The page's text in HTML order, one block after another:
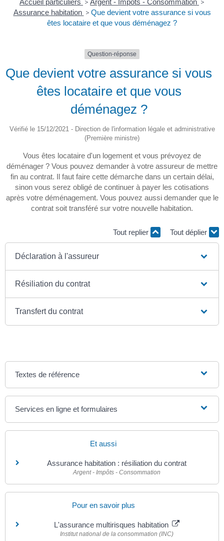
Accueil particuliers > Argent - Impôts - Consommation >
Assurance habitation > Que devient votre assurance si vous
êtes locataire et que vous déménagez ?
Question-réponse
Que devient votre assurance si vous
êtes locataire et que vous
déménagez ?
Vérifié le 15/12/2021 - Direction de l'information légale et administrative
(Première ministre)
Vous êtes locataire d'un logement et vous prévoyez de
déménager ? Vous pouvez demander à votre assureur de mettre
fin au contrat. Il faut faire cette démarche dans un certain délai,
sinon vous serez obligé de continuer à payer les cotisations
après votre déménagement. Vous pouvez aussi demander que le
contrat soit transféré sur votre nouvelle habitation.
Tout replier Tout déplier
Déclaration à l'assureur
Résiliation du contrat
Transfert du contrat
Textes de référence
Services en ligne et formulaires
Et aussi
Assurance habitation : résiliation du contrat
Argent - Impôts - Consommation
Pour en savoir plus
L'assurance multirisques habitation
Institut national de la consommation (INC)